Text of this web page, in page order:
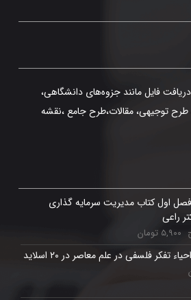
فایل مانند جزوه‌های دانشگاهی،
طرح توجیهی، مقالات،طرح جامع ،نقشه
فصل اول کتاب مدیریت سرمایه گذاری
راعی
۵,۹۰۰ تومان
تفکر فلسفی در علم معاصر در ۲۰ اسلاید